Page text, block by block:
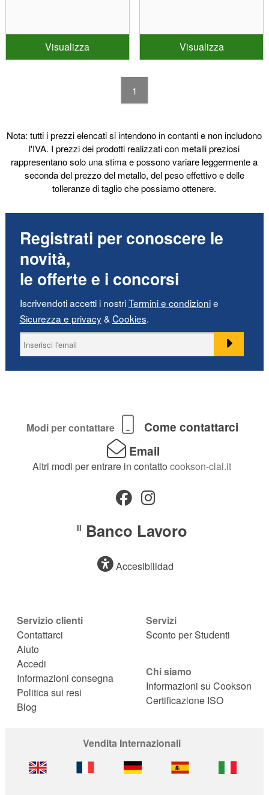
Visualizza Visualizza
1
Nota: tutti i prezzi elencati si intendono in contanti e non includono
l'IVA. I prezzi dei prodotti realizzati con metalli preziosi
rappresentano solo una stima e possono variare leggermente a
seconda del prezzo del metallo, del peso effettivo e delle
tolleranze di taglio che possiamo ottenere.
Registrati per conoscere le
novità,
le offerte e i concorsi
Iscrivendoti accetti i nostriTermini e condizionie
Sicurezza e privacy& Cookies.
Modi per contattare
Come contattarci
Email
Altri modi per entrare in contatto cookson-clal.it
Il Banco Lavoro
Accesibilidad
Servizio clienti
Contattarci
Aiuto
Accedi
Informazioni consegna
Politica sui resi
Blog
Servizi
Sconto per Studenti
Chi siamo
Informazioni su Cookson
Certificazione ISO
Vendita Internazionali